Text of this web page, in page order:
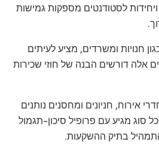
לסטודנטים מספקות גמישות
חנויות ומשרדים, מציע לעיתים
אלה דורשים הבנה של חוזי שכירות
אירוח, חניונים ומחסנים נותנים
סוג מגיע עם פרופיל סיכון-תגמול
בתיק ההשקעות.